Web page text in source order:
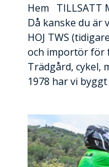
Hem TILLSATT
Då kanske du är
HOJ TWS
och importör för
Trädgård, cykel,
1978 har vi